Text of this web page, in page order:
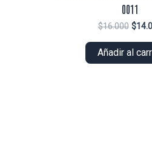
0011
$16.000 El
era:
$
Añadir al